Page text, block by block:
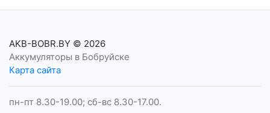
AKB-BOBR.BY © 2026
Аккумуляторы в Бобруйске
Карта сайта
пн-пт 8.30-19.00; сб-вс 8.30-17.00.